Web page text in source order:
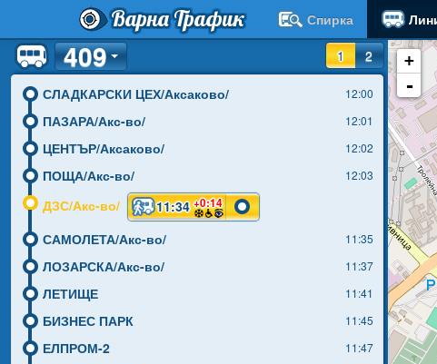
Варна Трафик Спирка
1
2
409
СЛАДКАРСКИ ЦЕХ/Аксаково/ 12:00
ПАЗАРА/Акс-во/ 12:01
ЦЕНТЪР/Аксаково/ 12:02
ПОЩА/Акс-во/ 12:03
ДЗС/Акс-во/ 11:34+0:14
САМОЛЕТА/Акс-во/ 11:35
ЛОЗАРСКА/Акс-во/ 11:37
ЛЕТИЩЕ 11:41
БИЗНЕС ПАРК 11:45
ЕЛПРОМ-2 11:47
+
-